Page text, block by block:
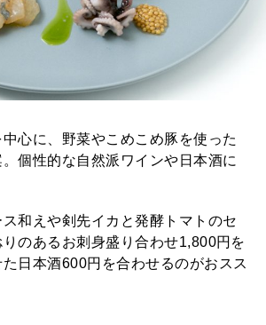
心に、野菜やこめこめ豚を使った
個性的な自然派ワインや日本酒に
和えや剣先イカと発酵トマトのセ
のあるお刺身盛り合わせ1,800円を
日本酒600円を合わせるのがおスス